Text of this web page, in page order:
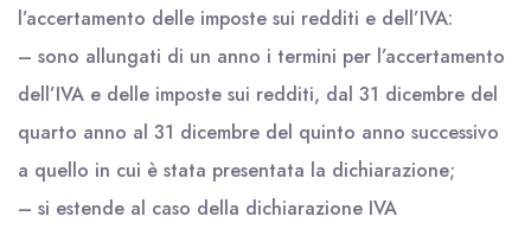
l’accertamento delle imposte sui redditi e dell’IVA:
– sono allungati di un anno i termini per l’accertamento
dell’IVA e delle imposte sui redditi, dal 31 dicembre del
quarto anno al 31 dicembre del quinto anno successivo
a quello in cui è stata presentata la dichiarazione;
– si estende al caso della dichiarazione IVA